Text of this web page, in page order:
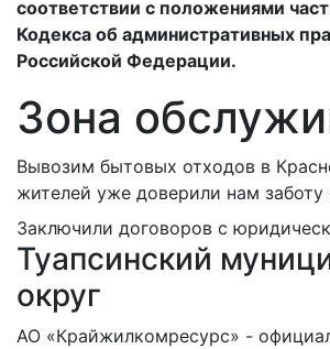
соответствии с положениями
Кодекса об административных
Российской Федерации.
Зона
Вывозим бытовых отходов в
жителей уже доверили нам
Заключили договоров с
Туапсинский
округ
АО «Крайжилкомресурс» -